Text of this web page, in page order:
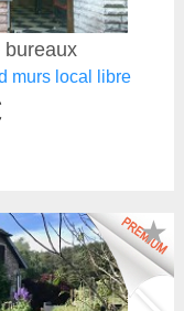
bureaux
murs local libre
★